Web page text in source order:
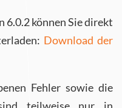
6.0.2 können Sie direkt
Download der
Fehler sowie die